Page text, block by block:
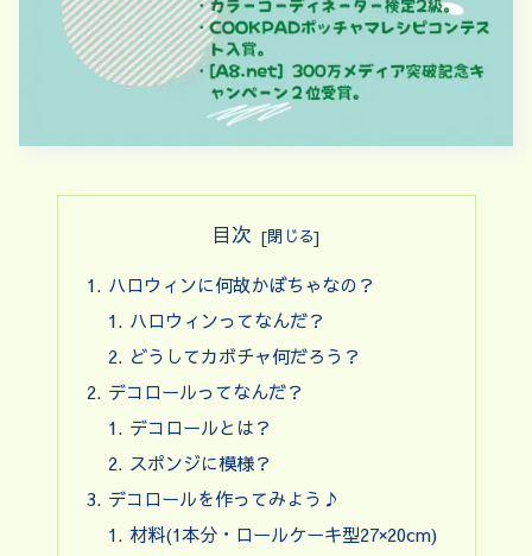
目次
ハロウィンに何故かぼちゃなの？
ハロウィンってなんだ？
どうしてカボチャ何だろう？
デコロールってなんだ？
デコロールとは？
スポンジに模様？
デコロールを作ってみよう♪
材料(1本分・ロールケーキ型27×20cm)